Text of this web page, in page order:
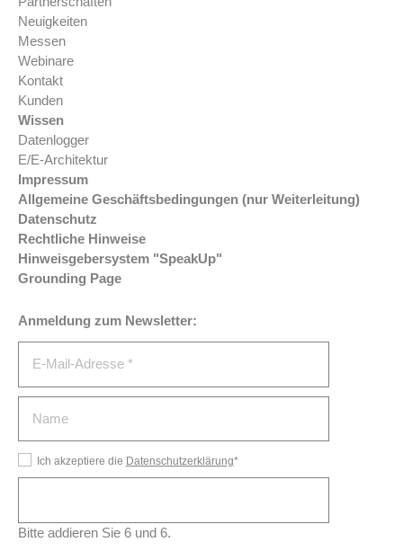
Neuigkeiten
Messen
Webinare
Kontakt
Kunden
Wissen
Datenlogger
E/E-Architektur
Impressum
Allgemeine Geschäftsbedingungen (nur Weiterleitung)
Datenschutz
Rechtliche Hinweise
Hinweisgebersystem "SpeakUp"
Grounding Page
Anmeldung zum Newsletter:
Ich akzeptiere die Datenschutzerklärung*
Bitte addieren Sie 6 und 6.